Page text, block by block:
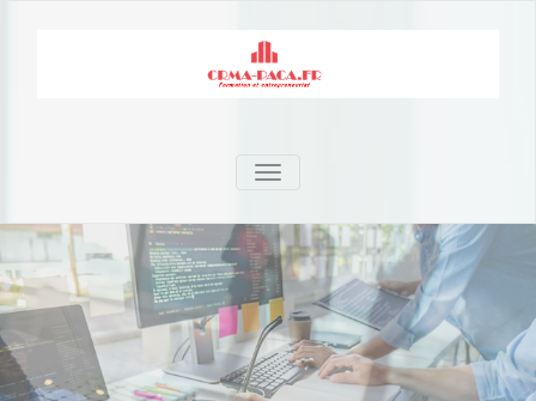
TOGGLE NAVIGATION